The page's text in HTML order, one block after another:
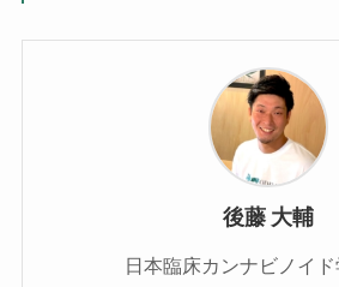
後藤 大輔
日本臨床カンナビノイド